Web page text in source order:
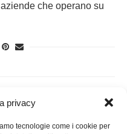
privacy
tecnologie come i cookie per
che operano su